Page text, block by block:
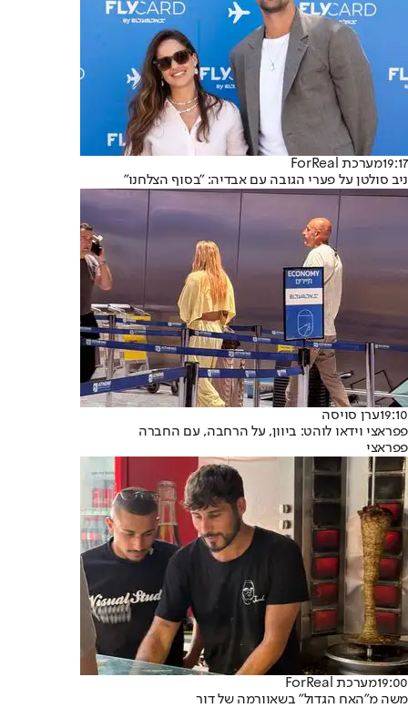
19:17מערכת ForReal
ניב סולטן על פערי הגובה עם אבדיה: "בסוף הצלחנו"
19:10ערן סויסה
פפראצי וידאו לוהט: ביוון, על הרחבה, עם החברה
פפראצי
19:00מערכת ForReal
משה מ"האח הגדול" בשאוורמה של דור